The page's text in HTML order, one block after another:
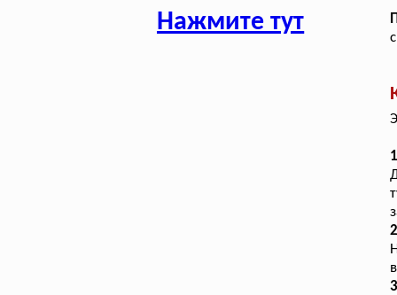
Нажмите тут